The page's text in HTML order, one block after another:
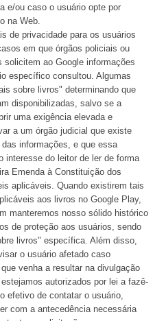
e/ou caso o usuário opte por
na Web.
de privacidade para os usuários
em que órgãos policiais ou
solicitem ao Google informações
específico consultou. Algumas
sobre livros" determinando que
disponibilizadas, salvo se a
uma exigência elevada e
a um órgão judicial que existe
informações, e que essa
interesse do leitor de ler de forma
Emenda à Constituição dos
aplicáveis. Quando existirem tais
aos livros no Google Play,
manteremos nosso sólido histórico
de proteção aos usuários, sendo
livros" específica. Além disso,
o usuário afetado caso
venha a resultar na divulgação
autorizados por lei a fazê-
efetivo de contatar o usuário,
com a antecedência necessária